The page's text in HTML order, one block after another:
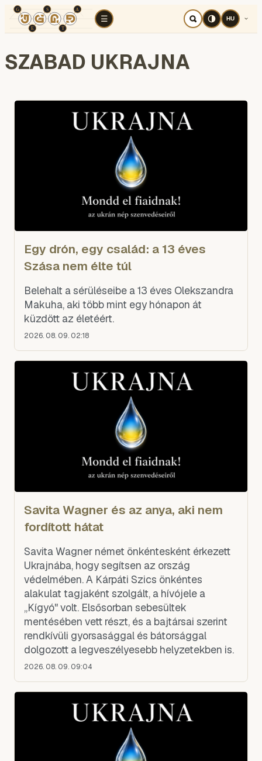
☰
TÉR KOGNITÍV HÁBORÚ
HU
SZABAD UKRAJNA
Egy drón, egy család: a 13 éves
Szása nem élte túl
Belehalt a sérüléseibe a 13 éves Olekszandra
Makuha, aki több mint egy hónapon át
küzdött az életéért.
2026. 08. 09. 02:18
Savita Wagner és az anya, aki nem
fordított hátat
Savita Wagner német önkéntesként érkezett
Ukrajnába, hogy segítsen az ország
védelmében. A Kárpáti Szics önkéntes
alakulat tagjaként szolgált, a hívójele a
„Kígyó" volt. Elsősorban sebesültek
mentésében vett részt, és a bajtársai szerint
rendkívüli gyorsasággal és bátorsággal
dolgozott a legveszélyesebb helyzetekben is.
2026. 08. 09. 09:04